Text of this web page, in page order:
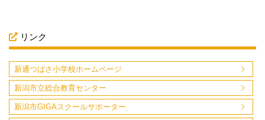
リンク
新通つばさ小学校ホームページ
新潟市立総合教育センター
新潟市GIGAスクールサポーター